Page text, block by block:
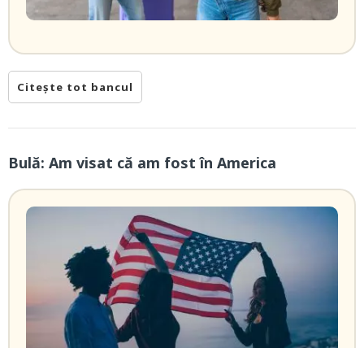
Citește tot bancul
Bulă: Am visat că am fost în America